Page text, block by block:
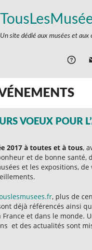
Un site dédié aux musées et aux
VOEUX POUR
2017 à toutes et à tous,
et de bonne santé,
et les expositions, de
, plus de
déjà référencés ainsi
France et dans le monde.
et des actualités sont